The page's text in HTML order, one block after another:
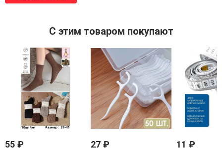
C этим товаром покупают
55 ₽ 27 ₽ 11 ₽